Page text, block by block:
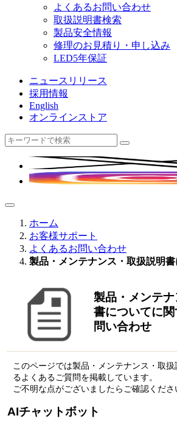
よくあるお問い合わせ
取扱説明書検索
製品安全情報
修理のお見積り・申し込み
LED5年保証
ニュースリリース
採用情報
English
オンラインストア
ホーム
お客様サポート
よくあるお問い合わせ
製品・メンテナンス・取扱説明
製品・メンテ
書についてに
問い合わせ
このページでは製品・メンテナンス・取
るよくあるご質問を掲載しています。
ご不明な点がございましたらご確認くださ
AIチャットボット